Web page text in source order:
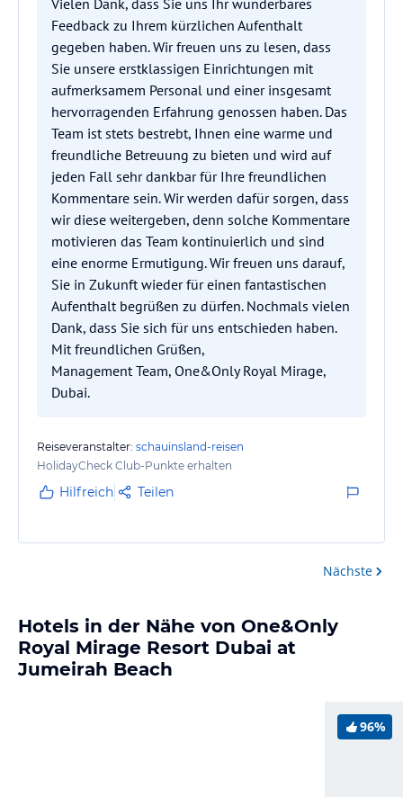
Vielen Dank, dass Sie uns Ihr wunderbares
Feedback zu Ihrem kürzlichen Aufenthalt
gegeben haben. Wir freuen uns zu lesen, dass
Sie unsere erstklassigen Einrichtungen mit
aufmerksamem Personal und einer insgesamt
hervorragenden Erfahrung genossen haben. Das
Team ist stets bestrebt, Ihnen eine warme und
freundliche Betreuung zu bieten und wird auf
jeden Fall sehr dankbar für Ihre freundlichen
Kommentare sein. Wir werden dafür sorgen, dass
wir diese weitergeben, denn solche Kommentare
motivieren das Team kontinuierlich und sind
eine enorme Ermutigung. Wir freuen uns darauf,
Sie in Zukunft wieder für einen fantastischen
Aufenthalt begrüßen zu dürfen. Nochmals vielen
Dank, dass Sie sich für uns entschieden haben.
Mit freundlichen Grüßen,
Management Team, One&Only Royal Mirage,
Dubai.
Reiseveranstalter: schauinsland-reisen
HolidayCheck Club-Punkte erhalten
Hilfreich Teilen
Nächste
Hotels in der Nähe von One&Only
Royal Mirage Resort Dubai at
Jumeirah Beach
96%